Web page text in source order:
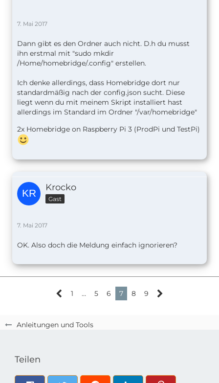
Anleitungen und Tools
7. Mai 2017
Dann gibt es den Ordner auch nicht. D.h du musst
ihn erstmal mit "sudo mkdir
/Home/homebridge/.config" erstellen.
Ich denke allerdings, dass Homebridge dort nur
standardmäßig nach der config.json sucht. Diese
liegt wenn du mit meinem Skript installiert hast
allerdings im Standard im Ordner "/var/homebridge"
2x Homebridge on Raspberry Pi 3 (ProdPi und TestPi)
Krocko
Gast
7. Mai 2017
OK. Also doch die Meldung einfach ignorieren?
1 … 5 6 7 8 9
Teilen